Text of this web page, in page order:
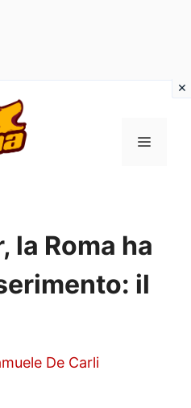
MENU
la Roma ha
il
De Carli